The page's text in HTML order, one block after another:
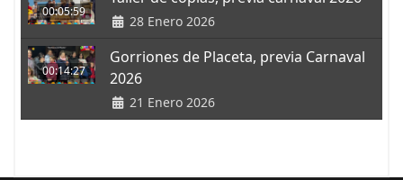
00:05:59
28 Enero 2026
00:14:27
Gorriones de Placeta, previa Carnaval
2026
21 Enero 2026